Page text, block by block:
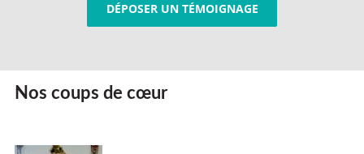
DÉPOSER UN TÉMOIGNAGE
Nos coups de cœur